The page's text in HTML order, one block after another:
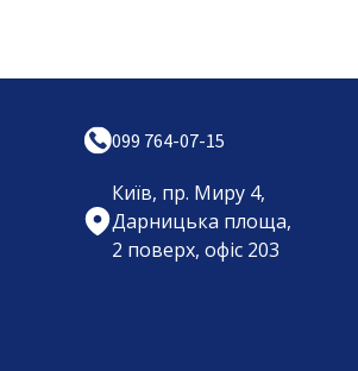
099 764-07-15
Київ, пр. Миру 4,
Дарницька площа,
2 поверх, офіс 203